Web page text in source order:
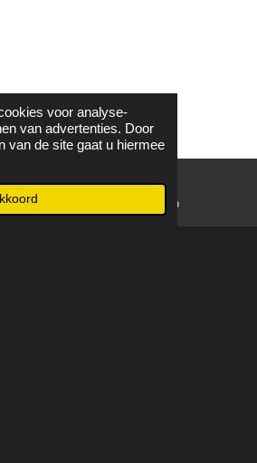
voor analyse-
van advertenties. Door
van de site gaat u hiermee
WhatsApp